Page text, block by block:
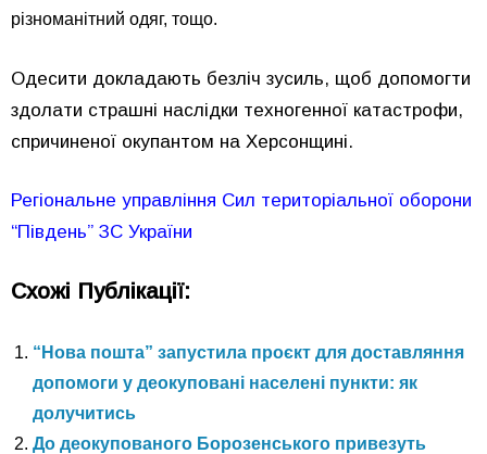
різноманітний одяг, тощо.
Одесити докладають безліч зусиль, щоб допомогти
здолати страшні наслідки техногенної катастрофи,
спричиненої окупантом на Херсонщині.
Регіональне управління Сил територіальної оборони
“Південь” ЗС України
Схожі Публікації:
“Нова пошта” запустила проєкт для доставляння
допомоги у деокуповані населені пункти: як
долучитись
До деокупованого Борозенського привезуть